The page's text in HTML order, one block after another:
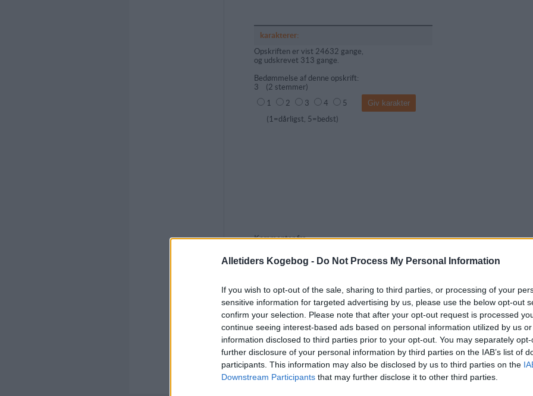
Alletiders Kogebog - Do Not Process My Personal Information
If you wish to opt-out of the sale, sharing to third parties, or processing of your
sensitive information for targeted advertising by us, please use the below opt-out
confirm your selection. Please note that after your opt-out request is processed
continue seeing interest-based ads based on personal information utilized by us
information disclosed to third parties prior to your opt-out. You may separately
further disclosure of your personal information by third parties on the IAB’s list of
participants. This information may also be disclosed by us to third parties on the
Downstream Participants that may further disclose it to other third parties.
karakterer:
Opskriften er vist 24632 gange,
og udskrevet 313 gange.
Bedømmelse af denne opskrift:
3 (2 stemmer)
1
2 3 4
5
(1=dårligst, 5=bedst)
Kommentar fra:
Kommentar:
Kommentaren skal godkendes før den bliver synlig
Kommentarer
Der er ikke tilføjet nogen kommentar til denne opskrift endnu